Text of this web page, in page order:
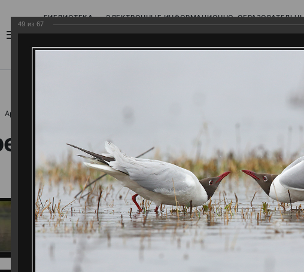
БИБЛИОТЕКА ЭЛЕКТРОННЫЕ ИНФОРМАЦИОННО-
БИБЛИОПОМОЩЬ
Артемовские луга – жемчужина Нижегородского Поволжья
49 из 67